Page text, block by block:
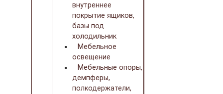
внутреннее
покрытие ящиков,
базы под
холодильник
Мебельное
освещение
Мебельные опоры,
демпферы,
полкодержатели,